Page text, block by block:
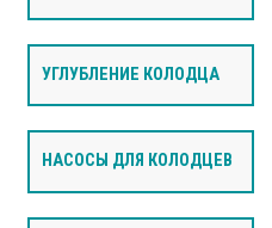
УГЛУБЛЕНИЕ КОЛОДЦА
НАСОСЫ ДЛЯ КОЛОДЦЕВ